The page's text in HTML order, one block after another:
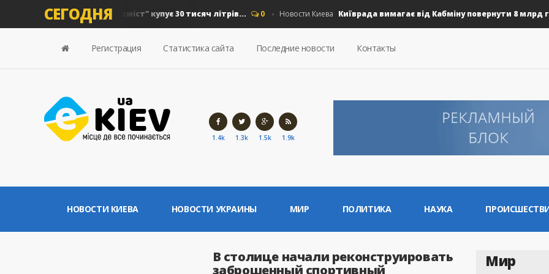
СЕГОДНЯ
дизель: "Київавтошляхміст" купує 30 тисяч літрів... 0 Новости Киева Київрада вимагає від Кабміну повернути 8 млрд грн
Регистрация Статистика сайта Последние новости Контакты
1.4k 1.3k 1.5k 1.9k
НОВОСТИ КИЕВА НОВОСТИ УКРАИНЫ МИР ПОЛИТИКА НАУКА
В столице начали реконструировать
заброшенный спортивный
Мир